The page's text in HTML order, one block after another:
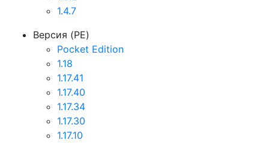
1.4.7
Версия (PE)
Pocket Edition
1.18
1.17.41
1.17.40
1.17.34
1.17.30
1.17.10